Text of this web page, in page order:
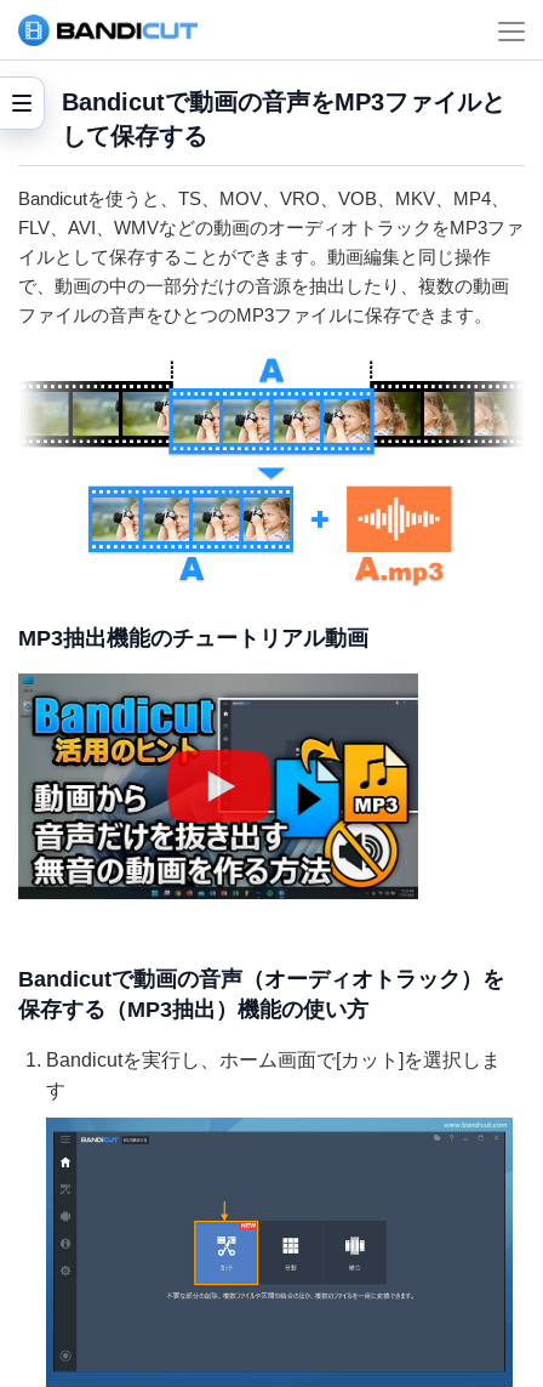
Bandicutで動画の音声をMP3ファイルと
して保存する
Bandicutを使うと、TS、MOV、VRO、VOB、MKV、MP4、
FLV、AVI、WMVなどの動画のオーディオトラックをMP3ファ
イルとして保存することができます。動画編集と同じ操作
で、動画の中の一部分だけの音源を抽出したり、複数の動画
ファイルの音声をひとつのMP3ファイルに保存できます。
MP3抽出機能のチュートリアル動画
Bandicutで動画の音声（オーディオトラック）を
保存する（MP3抽出）機能の使い方
Bandicutを実行し、ホーム画面で[カット]を選択しま
す